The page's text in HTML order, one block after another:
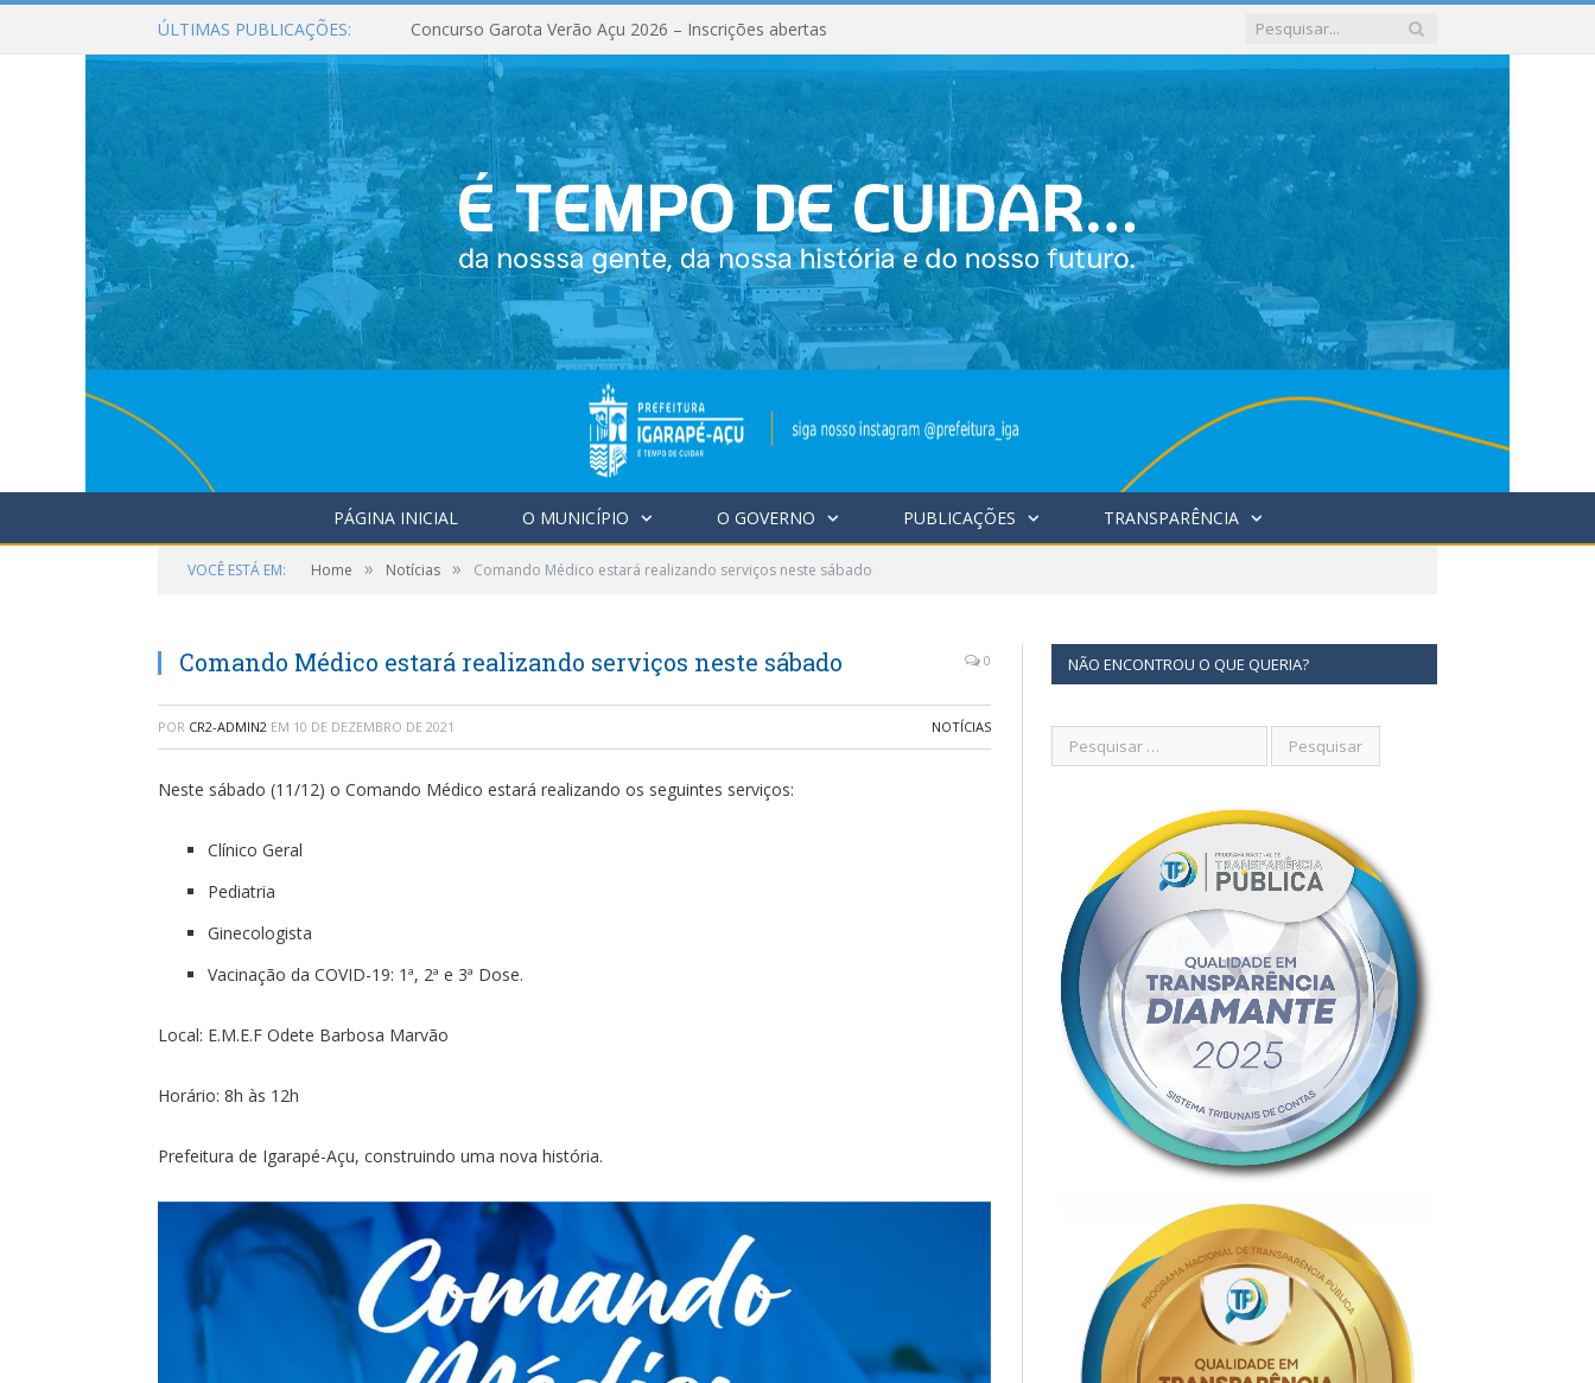
ÚLTIMAS PUBLICAÇÕES: Concurso Garota Verão Açu 2026 – Inscrições abertas
PÁGINA INICIAL O MUNICÍPIO O GOVERNO PUBLICAÇÕES TRANSPARÊNCIA
VOCÊ ESTÁ EM: Home » Notícias » Comando Médico estará realizando serviços neste sábado
Comando Médico estará realizando serviços neste sábado 0
POR CR2-ADMIN2 EM 10 DE DEZEMBRO DE 2021 NOTÍCIAS
Neste sábado (11/12) o Comando Médico estará realizando os seguintes serviços:
Clínico Geral
Pediatria
Ginecologista
Vacinação da COVID-19: 1ª, 2ª e 3ª Dose.
Local: E.M.E.F Odete Barbosa Marvão
Horário: 8h às 12h
Prefeitura de Igarapé-Açu, construindo uma nova história.
NÃO ENCONTROU O QUE QUERIA?